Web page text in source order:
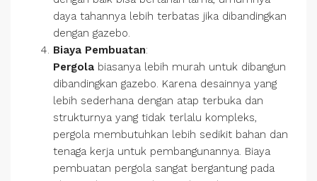
daya tahannya lebih terbatas jika dibandingkan
dengan gazebo.
Biaya Pembuatan:
Pergola biasanya lebih murah untuk dibangun
dibandingkan gazebo. Karena desainnya yang
lebih sederhana dengan atap terbuka dan
strukturnya yang tidak terlalu kompleks,
pergola membutuhkan lebih sedikit bahan dan
tenaga kerja untuk pembangunannya. Biaya
pembuatan pergola sangat bergantung pada